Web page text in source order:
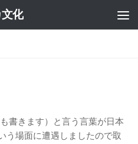
化
書きます）と言う言葉が日本
う場面に遭遇しましたので取